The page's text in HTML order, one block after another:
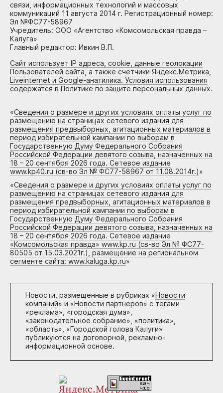
связи, информационных технологий и массовых
коммуникаций 11 августа 2014 г. Регистрационный номер:
Эл №ФС77-58967
Учредитель: ООО «Агентство «Комсомольская правда –
Калуга»
Главный редактор: Ивкин В.П.
Сайт использует IP адреса, cookie, данные геолокации
Пользователей сайта, а также счетчики Яндекс.Метрика,
Liveinternet и Google-анатилика. Условия использования
содержатся в Политике по защите персональных данных.
«Сведения о размере и других условиях оплаты услуг по
размещению на страницах сетевого издания для
размещения предвыборных, агитационных материалов в
период избирательной кампании по выборам в
Государственную Думу Федерального Собрания
Российской Федерации девятого созыва, назначенных на
18 – 20 сентября 2026 года. Сетевое издание
www.kp40.ru (св-во Эл № ФС77-58967 от 11.08.2014г.)»
«Сведения о размере и других условиях оплаты услуг по
размещению на страницах сетевого издания для
размещения предвыборных, агитационных материалов в
период избирательной кампании по выборам в
Государственную Думу Федерального Собрания
Российской Федерации девятого созыва, назначенных на
18 – 20 сентября 2026 года. Сетевое издание
«Комсомольская правда» www.kp.ru (св-во Эл № ФС77-
80505 от 15.03.2021г.), размещение на региональном
сегменте сайта: www.kaluga.kp.ru»
Новости, размещенные в рубриках «Новости
компаний» и «Новости партнеров» с тегами
«реклама», «городская дума»,
«законодательное собрание», «политика»,
«область», «Городской голова Калуги»
публикуются на договорной, рекламно-
информационной основе.